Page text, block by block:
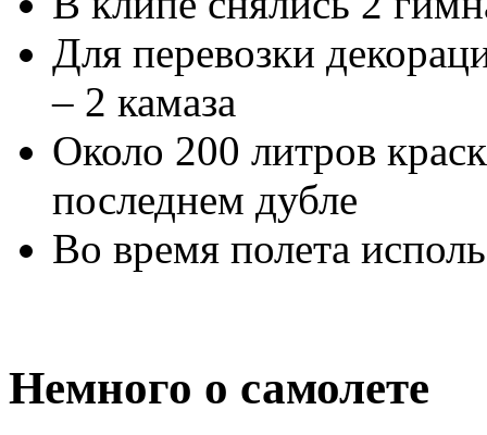
Для перевозки
– 2 камаза
Около 200 литров
последнем дубле
Во время полета
Немного о самолете